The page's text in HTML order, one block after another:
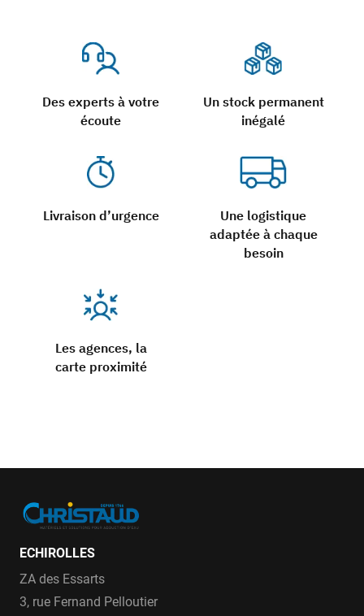
Des experts à votre
écoute
Un stock permanent
inégalé
Livraison d’urgence
Une logistique
adaptée à chaque
besoin
Les agences, la
carte proximité
ECHIROLLES
ZA des Essarts
3, rue Fernand Pelloutier